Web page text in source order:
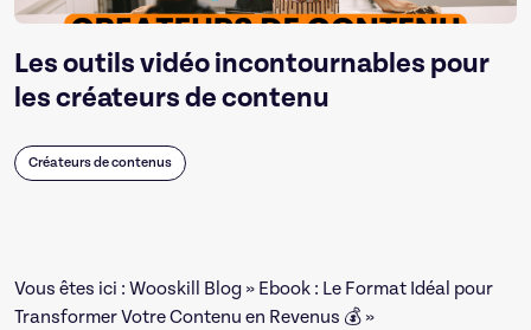
Les outils vidéo incontournables pour
les créateurs de contenu
Créateurs de contenus
Vous êtes ici : Wooskill Blog » Ebook : Le Format Idéal pour
Transformer Votre Contenu en Revenus 💰 »